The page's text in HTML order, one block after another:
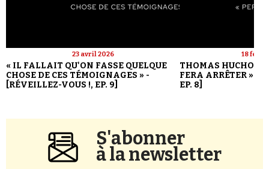
23 avril 2026
« IL FALLAIT QU'ON FASSE QUELQUE
CHOSE DE CES TÉMOIGNAGES » -
[RÉVEILLEZ-VOUS !, EP. 9]
18
THOMAS HUCHON :
FERA ARRÊTER » -
EP. 8]
S'abonner
à la newsletter